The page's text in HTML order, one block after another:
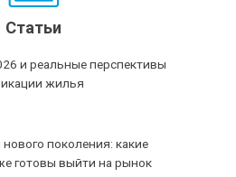
Статьи
и реальные перспективы
жилья
поколения: какие
готовы выйти на рынок